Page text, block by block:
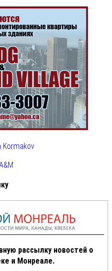
рассылку новостей о
и Монреале.